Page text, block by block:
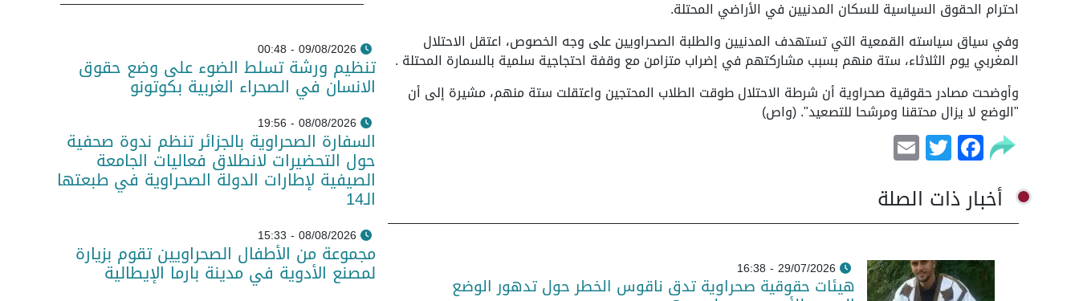
احترام الحقوق السياسية للسكان المدنيين في الأراضي المحتلة.
وفي سياق سياسته القمعية التي تستهدف المدنيين والطلبة الصحراويين على وجه الخصوص، اعتقل الاحتلال
المغربي يوم الثلاثاء، ستة منهم بسبب مشاركتهم في إضراب متزامن مع وقفة احتجاجية سلمية بالسمارة المحتلة .
وأوضحت مصادر حقوقية صحراوية أن شرطة الاحتلال طوقت الطلاب المحتجين واعتقلت ستة منهم، مشيرة إلى أن
"الوضع لا يزال محتقنا ومرشحا للتصعيد". (واص)
Facebook
Twitter
أخبار ذات الصلة
29/07/2026 - 16:38
هيئات حقوقية صحراوية تدق ناقوس الخطر حول تدهور الوضع
09/08/2026 - 00:48
تنظيم ورشة تسلط الضوء على وضع حقوق
الانسان في الصحراء الغربية بكوتونو
08/08/2026 - 19:56
السفارة الصحراوية بالجزائر تنظم ندوة صحفية
حول التحضيرات لانطلاق فعاليات الجامعة
الصيفية لإطارات الدولة الصحراوية في طبعتها
الـ14
08/08/2026 - 15:33
مجموعة من الأطفال الصحراويين تقوم بزيارة
لمصنع الأدوية في مدينة بارما الإيطالية